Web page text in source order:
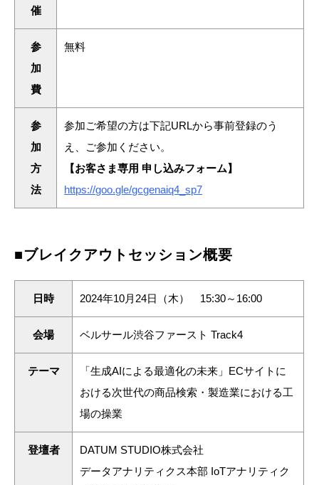
催
参
加
費
無料
参
加
方
法
参加ご希望の方は下記URLから事前登録のう
え、ご参加ください。
【お客さま専用 申し込みフォーム】
https://goo.gle/gcgenaiq4_sp7
■ブレイクアウトセッション概要
日時 2024年10月24日（木） 15:30～16:00
会場 ベルサール渋谷ファースト Track4
テーマ
「生成AIによる最適化の未来」ECサイトに
おける次世代の商品検索・製造業における工
場の操業
登壇者
DATUM STUDIO株式会社
データアナリティクス本部 IoTアナリティク